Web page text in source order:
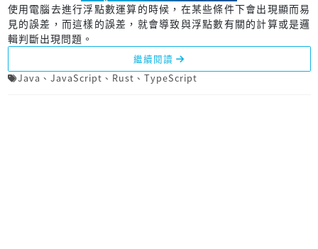
使用電腦去進行浮點數運算的時候，在某些條件下會出現顯而易
見的誤差，而這樣的誤差，就會導致與浮點數有關的計算或是邏
輯判斷出現問題。
繼續閱讀
Java 、 JavaScript 、 Rust 、 TypeScript